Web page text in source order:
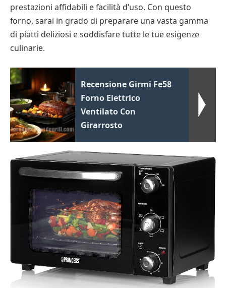
prestazioni affidabili e facilità d’uso. Con questo
forno, sarai in grado di preparare una vasta gamma
di piatti deliziosi e soddisfare tutte le tue esigenze
culinarie.
Recensione Girmi Fe58
Forno Elettrico
Ventilato Con
Girarrosto